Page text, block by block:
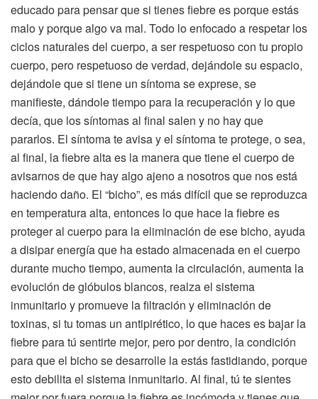
educado para pensar que si tienes fiebre es porque estás
malo y porque algo va mal. Todo lo enfocado a respetar los
ciclos naturales del cuerpo, a ser respetuoso con tu propio
cuerpo, pero respetuoso de verdad, dejándole su espacio,
dejándole que si tiene un síntoma se exprese, se
manifieste, dándole tiempo para la recuperación y lo que
decía, que los síntomas al final salen y no hay que
pararlos. El síntoma te avisa y el síntoma te protege, o sea,
al final, la fiebre alta es la manera que tiene el cuerpo de
avisarnos de que hay algo ajeno a nosotros que nos está
haciendo daño. El “bicho”, es más difícil que se reproduzca
en temperatura alta, entonces lo que hace la fiebre es
proteger al cuerpo para la eliminación de ese bicho, ayuda
a disipar energía que ha estado almacenada en el cuerpo
durante mucho tiempo, aumenta la circulación, aumenta la
evolución de glóbulos blancos, realza el sistema
inmunitario y promueve la filtración y eliminación de
toxinas, si tu tomas un antipirético, lo que haces es bajar la
fiebre para tú sentirte mejor, pero por dentro, la condición
para que el bicho se desarrolle la estás fastidiando, porque
esto debilita el sistema inmunitario. Al final, tú te sientes